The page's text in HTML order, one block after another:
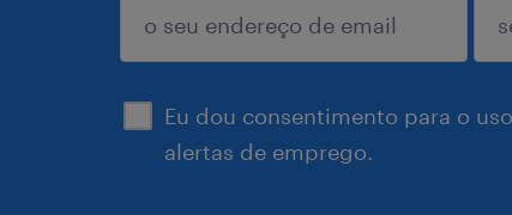
Eu dou consentimento para o
alertas de emprego.
enviar